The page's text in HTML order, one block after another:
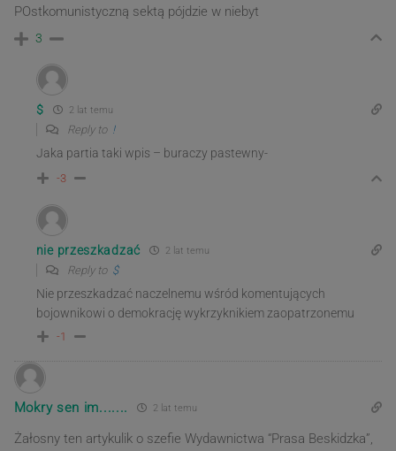
POstkomunistyczną sektą pójdzie w niebyt
3
$ 2 lat temu
Reply to !
Jaka partia taki wpis – buraczy pastewny-
-3
nie przeszkadzać 2 lat temu
Reply to $
Nie przeszkadzać naczelnemu wśród komentujących
bojownikowi o demokrację wykrzyknikiem zaopatrzonemu
-1
Mokry sen im....... 2 lat temu
Żałosny ten artykulik o szefie Wydawnictwa “Prasa Beskidzka”,